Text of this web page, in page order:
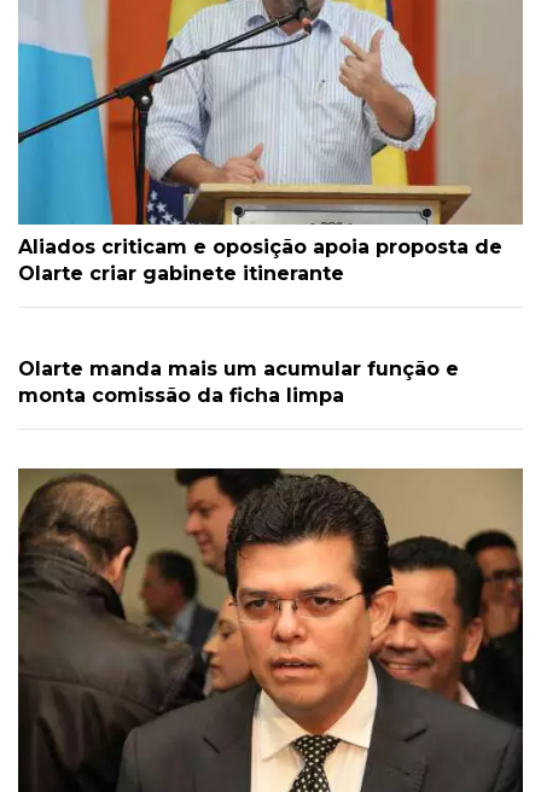
Aliados criticam e oposição apoia proposta de
Olarte criar gabinete itinerante
Olarte manda mais um acumular função e
monta comissão da ficha limpa